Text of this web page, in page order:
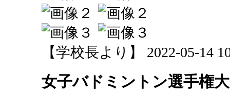
【学校長より】 2022-05-14
女子バドミントン選手権